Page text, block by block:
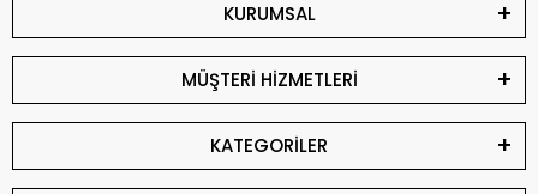
KURUMSAL
MÜŞTERİ HİZMETLERİ
KATEGORİLER